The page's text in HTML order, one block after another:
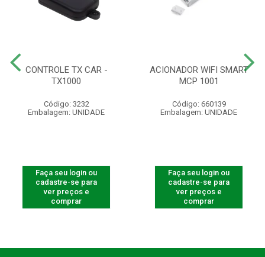
CONTROLE TX CAR -
TX1000
Código: 3232
Embalagem: UNIDADE
Faça seu login ou
cadastre-se para
ver preços e
comprar
ACIONADOR WIFI SMART
MCP 1001
Código: 660139
Embalagem: UNIDADE
Faça seu login ou
cadastre-se para
ver preços e
comprar